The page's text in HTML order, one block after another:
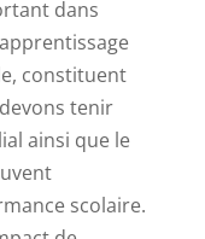
dans
constituent
tenir
ainsi que le
scolaire.